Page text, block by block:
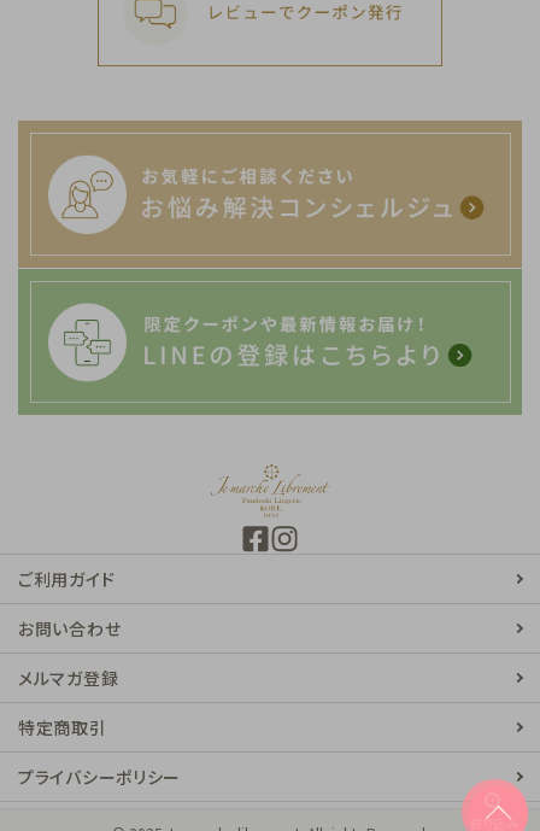
zoom_in
絞り込み
検索する
ご利用ガイド
お問い合わせ
メルマガ登録
特定商取引
プライバシーポリシー